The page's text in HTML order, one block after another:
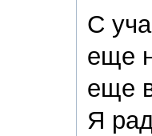
С
еще
еще
Я